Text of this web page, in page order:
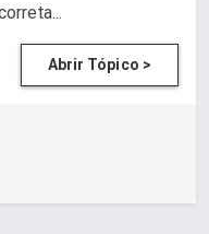
Abrir Tópico >